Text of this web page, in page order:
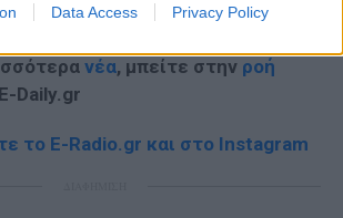
Data Access Privacy Policy
τα πιο hot νέα .
νέα, μπείτε στην ροή
Daily.gr
το E-Radio.gr και στο Instagram